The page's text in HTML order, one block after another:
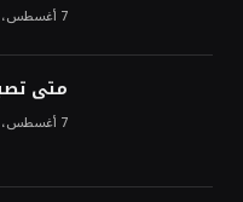
7 أغسطس، 2026
متى
7 أغسطس، 2026